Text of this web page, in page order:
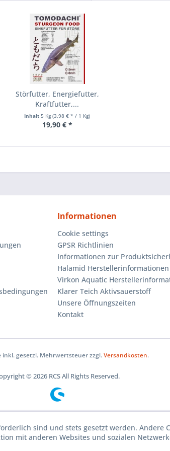
Störfutter, Energiefutter,
Kraftfutter,...
Inhalt5 Kg(3,98 € * / 1 Kg)
19,90 € *
Informationen
Cookie settings
GPSR Richtlinien
Informationen zur
Halamid Herstellerinformationen
Virkon Aquatic
Klarer Teich Aktivsauerstoff
Unsere Öffnungszeiten
Kontakt
inkl. gesetzl. Mehrwertsteuer zzgl.Versandkosten.
© 2026 RCS All Rights Reserved.
sind und stets gesetzt werden. Andere
mit anderen Websites und sozialen